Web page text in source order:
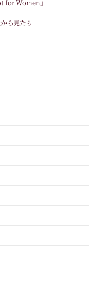
for Women」
ら見たら